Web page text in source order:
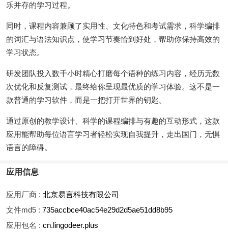
乐并存的学习过程。
同时，课程内容兼顾了实用性、文化特色和考试需求，科学编排
的词汇与语法知识点，使学习节奏恰到好处，帮助你保持高效的
学习状态。
研发团队投入数千小时精心打磨每个语种的练习内容，经历无数
次优化和反复测试，最终给你呈现最优质的学习体验。这不是一
款普通的学习软件，而是一把打开世界的钥匙。
通过原创的教学设计、科学的课程编排与有趣的互动形式，这款
应用能帮助每位语言学习者轻松实现自我提升，走出国门，无惧
语言的障碍。
应用信息
应用厂商 : 北京易言科技有限公司
文件md5 : 735accbce40ac54e29d2d5ae51dd8b95
应用包名 : cn.lingodeer.plus